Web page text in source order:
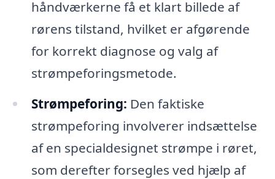
håndværkerne få et klart billede af
rørens tilstand, hvilket er afgørende
for korrekt diagnose og valg af
strømpeforingsmetode.
Strømpeforing: Den faktiske
strømpeforing involverer indsættelse
af en specialdesignet strømpe i røret,
som derefter forsegles ved hjælp af